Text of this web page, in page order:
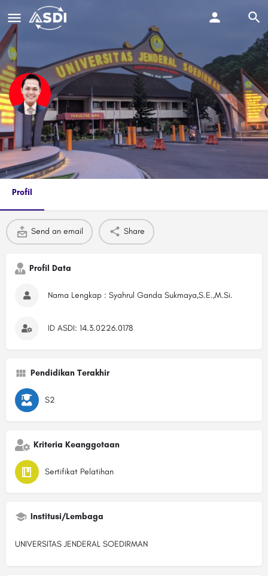
Syahrul Ganda Sukmaya,S.E.,M.Si.
Send an email
Profil
Send an email Share
Profil Data
Nama Lengkap : Syahrul Ganda Sukmaya,S.E.,M.Si.
ID ASDI: 14.3.0226.0178
Pendidikan Terakhir
S2
Kriteria Keanggotaan
Sertifikat Pelatihan
Institusi/Lembaga
UNIVERSITAS JENDERAL SOEDIRMAN